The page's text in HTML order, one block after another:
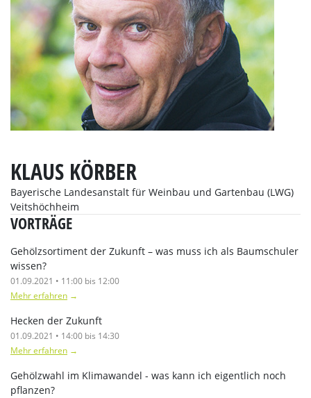
KLAUS KÖRBER
Bayerische Landesanstalt für Weinbau und Gartenbau (LWG)
Veitshöchheim
VORTRÄGE
Gehölzsortiment der Zukunft – was muss ich als Baumschuler
wissen?
01.09.2021 • 11:00 bis 12:00
Mehr erfahren →
Hecken der Zukunft
01.09.2021 • 14:00 bis 14:30
Mehr erfahren →
Gehölzwahl im Klimawandel - was kann ich eigentlich noch
pflanzen?